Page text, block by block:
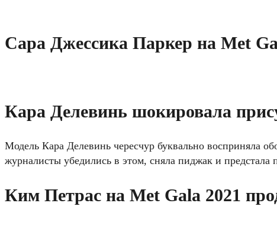
Сара Джессика Паркер на Met
Кара Делевинь шокировала
Модель Кара Делевинь чересчур буквально восприняла
журналисты убедились в этом, сняла пиджак и
Ким Петрас на Met Gala 2021